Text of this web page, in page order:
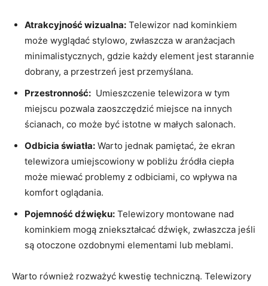
Atrakcyjność wizualna: Telewizor ‌nad kominkiem
może wyglądać stylowo, zwłaszcza w aranżacjach​
minimalistycznych, gdzie każdy element​ jest starannie
dobrany, a przestrzeń jest przemyślana.
Przestronność: ​ Umieszczenie ⁤telewizora ​w tym
miejscu pozwala zaoszczędzić miejsce na ⁤innych
ścianach, co może być istotne w małych salonach.
Odbicia światła: Warto jednak pamiętać, że ekran
telewizora umiejscowiony⁢ w⁣ pobliżu ⁣źródła ciepła
może miewać problemy⁤ z odbiciami,‌ co wpływa na
komfort oglądania.
Pojemność dźwięku: Telewizory montowane nad
kominkiem mogą zniekształcać dźwięk, zwłaszcza jeśli
są otoczone ozdobnymi elementami lub meblami.
Warto również rozważyć kwestię techniczną. Telewizory